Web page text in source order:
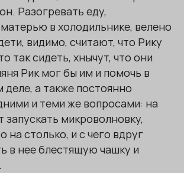
Разогревать еду,
в холодильнике, велено
видимо, считают, что Рику
так сидеть, хнычут, что они
Рик мог бы им и помочь в
а также постоянно
и теми же вопросами: на
запускать микроволновку,
на столько, и с чего вдруг
в нее блестящую чашку и